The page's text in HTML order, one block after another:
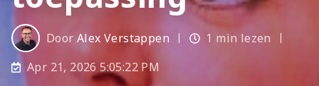
Door Alex Verstappen
1 min lezen
Apr 21, 2026 5:05:22 PM